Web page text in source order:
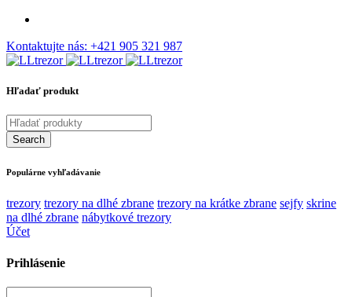
Kontaktujte nás: +421 905 321 987
Hľadať produkt
Populárne vyhľadávanie
trezory trezory na dlhé zbrane trezory na krátke zbrane sejfy skrine
na dlhé zbrane nábytkové trezory
Účet
Prihlásenie